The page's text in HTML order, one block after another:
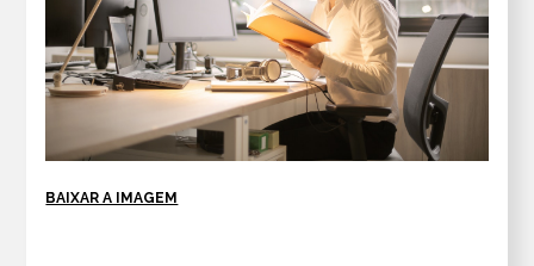
BAIXAR A IMAGEM